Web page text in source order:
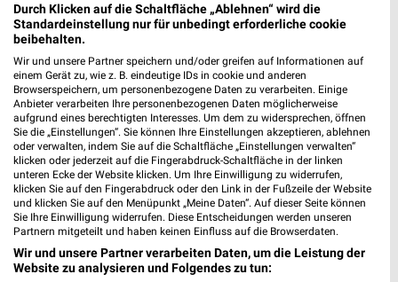
Rossmann Raubling
Rosenheimer Str. 28
83064 Raubling
Heute 08:00 - 20:00 Uhr | Geschlossen
533,35 km • Angebote: 3 Prospekte
Müller Kolbermoor
Rosenheimer Str. 56
83059 Kolbermoor
Heute 08:30 - 19:00 Uhr | Geschlossen
528,02 km • Angebote: 4 Prospekte
Durch Klicken auf die Schaltfläche „Ablehnen“ wird die
Standardeinstellung nur für unbedingt erforderliche cookie
beibehalten.
Wir und unsere Partner speichern und/oder greifen auf Informationen auf
einem Gerät zu, wie z. B. eindeutige IDs in cookie und anderen
Browserspeichern, um personenbezogene Daten zu verarbeiten. Einige
Anbieter verarbeiten Ihre personenbezogenen Daten möglicherweise
aufgrund eines berechtigten Interesses. Um dem zu widersprechen, öffnen
Sie die „Einstellungen“. Sie können Ihre Einstellungen akzeptieren, ablehnen
oder verwalten, indem Sie auf die Schaltfläche „Einstellungen verwalten“
klicken oder jederzeit auf die Fingerabdruck-Schaltfläche in der linken
unteren Ecke der Website klicken. Um Ihre Einwilligung zu widerrufen,
klicken Sie auf den Fingerabdruck oder den Link in der Fußzeile der Website
und klicken Sie auf den Menüpunkt „Meine Daten“. Auf dieser Seite können
Sie Ihre Einwilligung widerrufen. Diese Entscheidungen werden unseren
Partnern mitgeteilt und haben keinen Einfluss auf die Browserdaten.
Wir und unsere Partner verarbeiten Daten, um die Leistung der
Website zu analysieren und Folgendes zu tun: